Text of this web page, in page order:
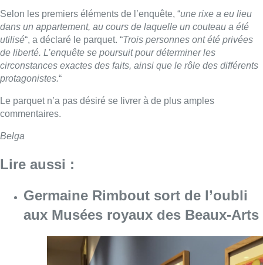
Selon les premiers éléments de l’enquête, “une rixe a eu lieu
dans un appartement, au cours de laquelle un couteau a été
utilisé“, a déclaré le parquet. “Trois personnes ont été privées
de liberté. L’enquête se poursuit pour déterminer les
circonstances exactes des faits, ainsi que le rôle des différents
protagonistes.“
Le parquet n’a pas désiré se livrer à de plus amples
commentaires.
Belga
Lire aussi :
Germaine Rimbout sort de l’oubli
aux Musées royaux des Beaux-Arts